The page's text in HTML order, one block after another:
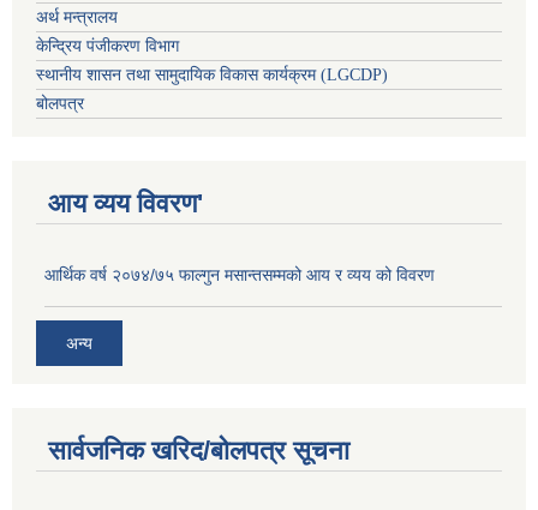
अर्थ मन्त्रालय
केन्द्रिय पंजीकरण विभाग
स्थानीय शासन तथा सामुदायिक विकास कार्यक्रम (LGCDP)
बोलपत्र
आय व्यय विवरण'
आर्थिक वर्ष २०७४/७५ फाल्गुन मसान्तसम्मको आय र व्यय को विवरण
अन्य
सार्वजनिक खरिद/बोलपत्र सूचना